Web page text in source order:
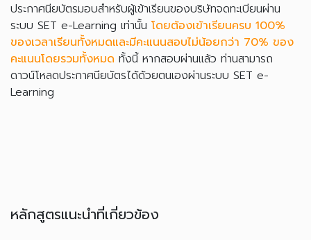
ประกาศนียบัตรมอบสำหรับผู้เข้าเรียนของบริษัทจดทะเบียนผ่าน
ระบบ SET e-Learning เท่านั้น โดยต้องเข้าเรียนครบ 100%
ของเวลาเรียนทั้งหมดและมีคะแนนสอบไม่น้อยกว่า 70% ของ
คะแนนโดยรวมทั้งหมด ทั้งนี้ หากสอบผ่านแล้ว ท่านสามารถ
ดาวน์โหลดประกาศนียบัตรได้ด้วยตนเองผ่านระบบ SET e-
Learning
หลักสูตรแนะนำที่เกี่ยวข้อง